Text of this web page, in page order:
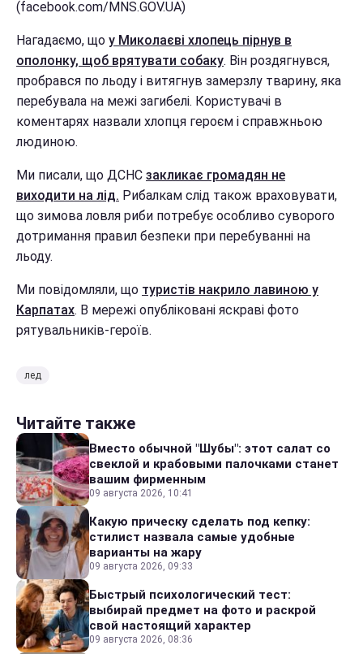
(facebook.com/MNS.GOV.UA)
Нагадаємо, що у Миколаєві хлопець пірнув в
ополонку, щоб врятувати собаку. Він роздягнувся,
пробрався по льоду і витягнув замерзлу тварину, яка
перебувала на межі загибелі. Користувачі в
коментарях назвали хлопця героєм і справжньою
людиною.
Ми писали, що ДСНС закликає громадян не
виходити на лід. Рибалкам слід також враховувати,
що зимова ловля риби потребує особливо суворого
дотримання правил безпеки при перебуванні на
льоду.
Ми повідомляли, що туристів накрило лавиною у
Карпатах. В мережі опубліковані яскраві фото
рятувальників-героїв.
лед
Читайте также
Вместо обычной "Шубы": этот салат со
свеклой и крабовыми палочками станет
вашим фирменным
09 августа 2026, 10:41
Какую прическу сделать под кепку:
стилист назвала самые удобные
варианты на жару
09 августа 2026, 09:33
Быстрый психологический тест:
выбирай предмет на фото и раскрой
свой настоящий характер
09 августа 2026, 08:36